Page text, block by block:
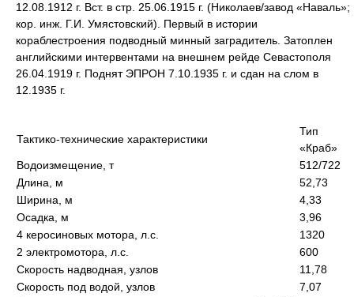
12.08.1912 г. Вст. в стр. 25.06.1915 г. (Николаев/завод «Наваль»;
кор. инж. Г.И. Умястовский). Первый в истории
кораблестроения подводный минный заградитель. Затоплен
английскими интервентами на внешнем рейде Севастополя
26.04.1919 г. Поднят ЭПРОН 7.10.1935 г. и сдан на слом в
12.1935 г.
Тактико-технические характеристики
Тип
«Краб»
Водоизмещение, т
512/722
Длина, м
52,73
Ширина, м
4,33
Осадка, м
3,96
4 керосиновых мотора, л.с.
1320
2 электромотора, л.с.
600
Скорость надводная, узлов
11,78
Скорость под водой, узлов
7,07